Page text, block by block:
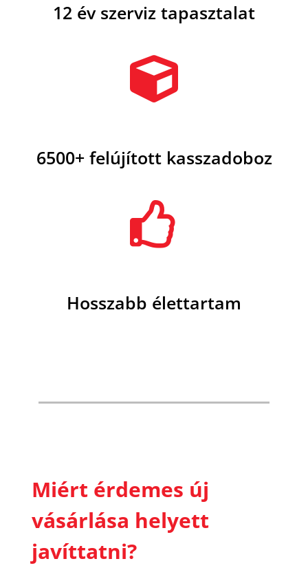
12 év szerviz tapasztalat
6500+ felújított kasszadoboz
Hosszabb élettartam
Miért érdemes új
vásárlása helyett
javíttatni?